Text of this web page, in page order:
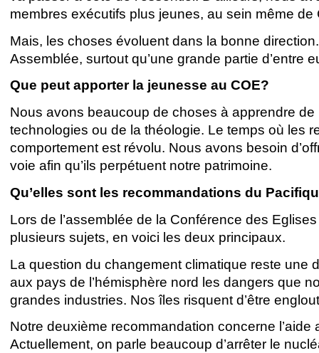
membres exécutifs plus jeunes, au sein même de
Mais, les choses évoluent dans la bonne
Assemblée, surtout qu’une grande partie d’entre
Que peut apporter la jeunesse au COE?
Nous avons beaucoup de choses à apprendre
technologies ou de la théologie. Le temps où les
comportement est révolu. Nous avons besoin
voie afin qu’ils perpétuent notre patrimoine.
Qu’elles sont les recommandations du
Lors de l’assemblée de la Conférence des
plusieurs sujets, en voici les deux principaux.
La question du changement climatique reste une
aux pays de l’hémisphère nord les dangers que
grandes industries. Nos îles risquent d’être
Notre deuxième recommandation concerne
Actuellement, on parle beaucoup d’arrêter le